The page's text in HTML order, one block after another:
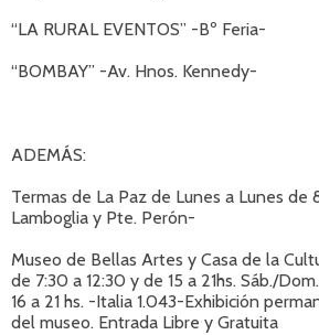
“LA RURAL EVENTOS” -Bº Feria-
“BOMBAY” -Av. Hnos. Kennedy-
ADEMÁS:
Termas de La Paz de Lunes a Lunes de
Lamboglia y Pte. Perón-
Museo de Bellas Artes y Casa de la
de 7:30 a 12:30 y de 15 a 21hs. Sáb./
16 a 21 hs. -Italia 1.043-Exhibición
del museo. Entrada Libre y Gratuita